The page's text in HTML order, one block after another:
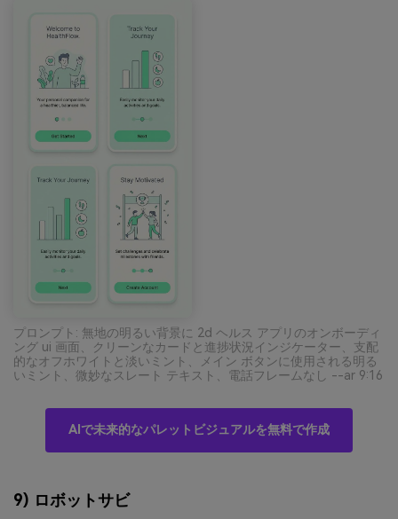
プロンプト: 無地の明るい背景に 2d ヘルス アプリのオンボーディ
ング ui 画面、クリーンなカードと進捗状況インジケーター、支配
的なオフホワイトと淡いミント、メイン ボタンに使用される明る
いミント、微妙なスレート テキスト、電話フレームなし --ar 9:16
AIで未来的なパレットビジュアルを無料で作成
9) ロボットサビ